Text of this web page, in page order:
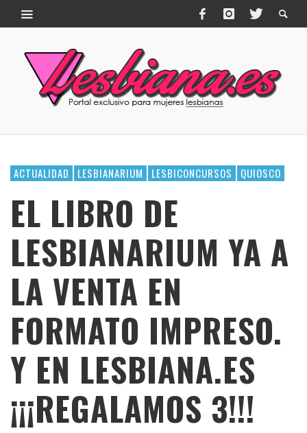
ACTUALIDAD LESBIANARIUM LESBICONCURSOS QUIOSCO
EL LIBRO DE
LESBIANARIUM YA A
LA VENTA EN
FORMATO IMPRESO.
Y EN LESBIANA.ES
¡¡¡REGALAMOS 3!!!